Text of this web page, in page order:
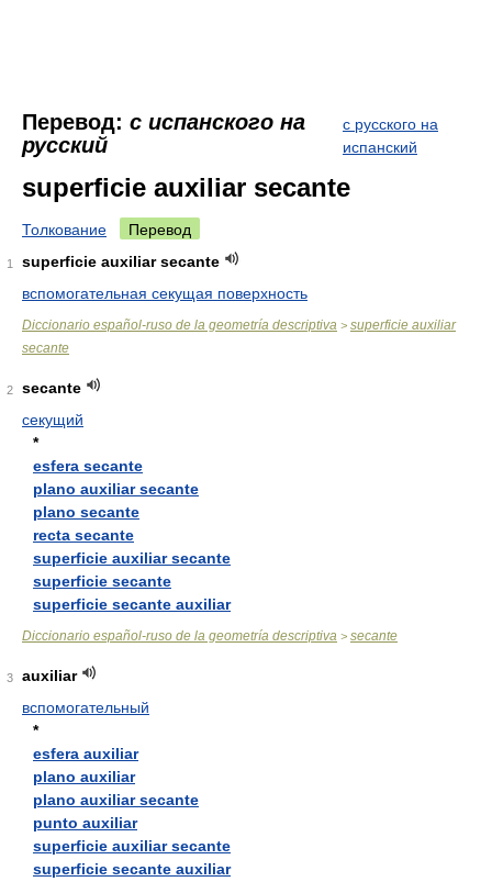
Перевод: с испанского на
русский
с русского на
испанский
superficie auxiliar secante
Толкование Перевод
1
superficie auxiliar secante
вспомогательная секущая поверхность
Diccionario español-ruso de la geometría descriptiva > superficie auxiliar
secante
2
secante
секущий
*
esfera secante
plano auxiliar secante
plano secante
recta secante
superficie auxiliar secante
superficie secante
superficie secante auxiliar
Diccionario español-ruso de la geometría descriptiva > secante
3
auxiliar
вспомогательный
*
esfera auxiliar
plano auxiliar
plano auxiliar secante
punto auxiliar
superficie auxiliar secante
superficie secante auxiliar